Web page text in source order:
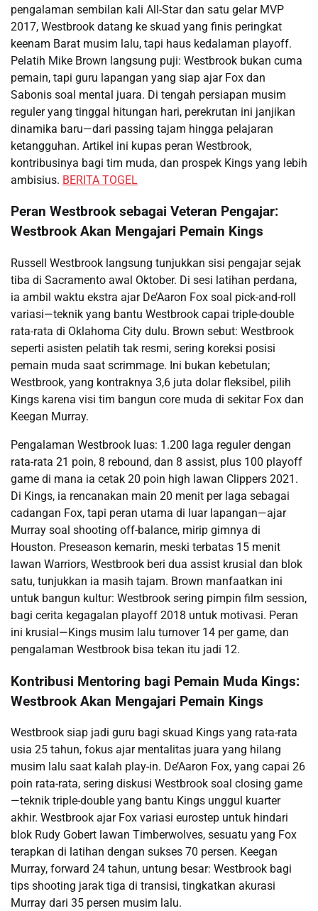
pengalaman sembilan kali All-Star dan satu gelar MVP
2017, Westbrook datang ke skuad yang finis peringkat
keenam Barat musim lalu, tapi haus kedalaman playoff.
Pelatih Mike Brown langsung puji: Westbrook bukan cuma
pemain, tapi guru lapangan yang siap ajar Fox dan
Sabonis soal mental juara. Di tengah persiapan musim
reguler yang tinggal hitungan hari, perekrutan ini janjikan
dinamika baru—dari passing tajam hingga pelajaran
ketangguhan. Artikel ini kupas peran Westbrook,
kontribusinya bagi tim muda, dan prospek Kings yang lebih
ambisius. BERITA TOGEL
Peran Westbrook sebagai Veteran Pengajar:
Westbrook Akan Mengajari Pemain Kings
Russell Westbrook langsung tunjukkan sisi pengajar sejak
tiba di Sacramento awal Oktober. Di sesi latihan perdana,
ia ambil waktu ekstra ajar De’Aaron Fox soal pick-and-roll
variasi—teknik yang bantu Westbrook capai triple-double
rata-rata di Oklahoma City dulu. Brown sebut: Westbrook
seperti asisten pelatih tak resmi, sering koreksi posisi
pemain muda saat scrimmage. Ini bukan kebetulan;
Westbrook, yang kontraknya 3,6 juta dolar fleksibel, pilih
Kings karena visi tim bangun core muda di sekitar Fox dan
Keegan Murray.
Pengalaman Westbrook luas: 1.200 laga reguler dengan
rata-rata 21 poin, 8 rebound, dan 8 assist, plus 100 playoff
game di mana ia cetak 20 poin high lawan Clippers 2021.
Di Kings, ia rencanakan main 20 menit per laga sebagai
cadangan Fox, tapi peran utama di luar lapangan—ajar
Murray soal shooting off-balance, mirip gimnya di
Houston. Preseason kemarin, meski terbatas 15 menit
lawan Warriors, Westbrook beri dua assist krusial dan blok
satu, tunjukkan ia masih tajam. Brown manfaatkan ini
untuk bangun kultur: Westbrook sering pimpin film session,
bagi cerita kegagalan playoff 2018 untuk motivasi. Peran
ini krusial—Kings musim lalu turnover 14 per game, dan
pengalaman Westbrook bisa tekan itu jadi 12.
Kontribusi Mentoring bagi Pemain Muda Kings:
Westbrook Akan Mengajari Pemain Kings
Westbrook siap jadi guru bagi skuad Kings yang rata-rata
usia 25 tahun, fokus ajar mentalitas juara yang hilang
musim lalu saat kalah play-in. De’Aaron Fox, yang capai 26
poin rata-rata, sering diskusi Westbrook soal closing game
—teknik triple-double yang bantu Kings unggul kuarter
akhir. Westbrook ajar Fox variasi eurostep untuk hindari
blok Rudy Gobert lawan Timberwolves, sesuatu yang Fox
terapkan di latihan dengan sukses 70 persen. Keegan
Murray, forward 24 tahun, untung besar: Westbrook bagi
tips shooting jarak tiga di transisi, tingkatkan akurasi
Murray dari 35 persen musim lalu.